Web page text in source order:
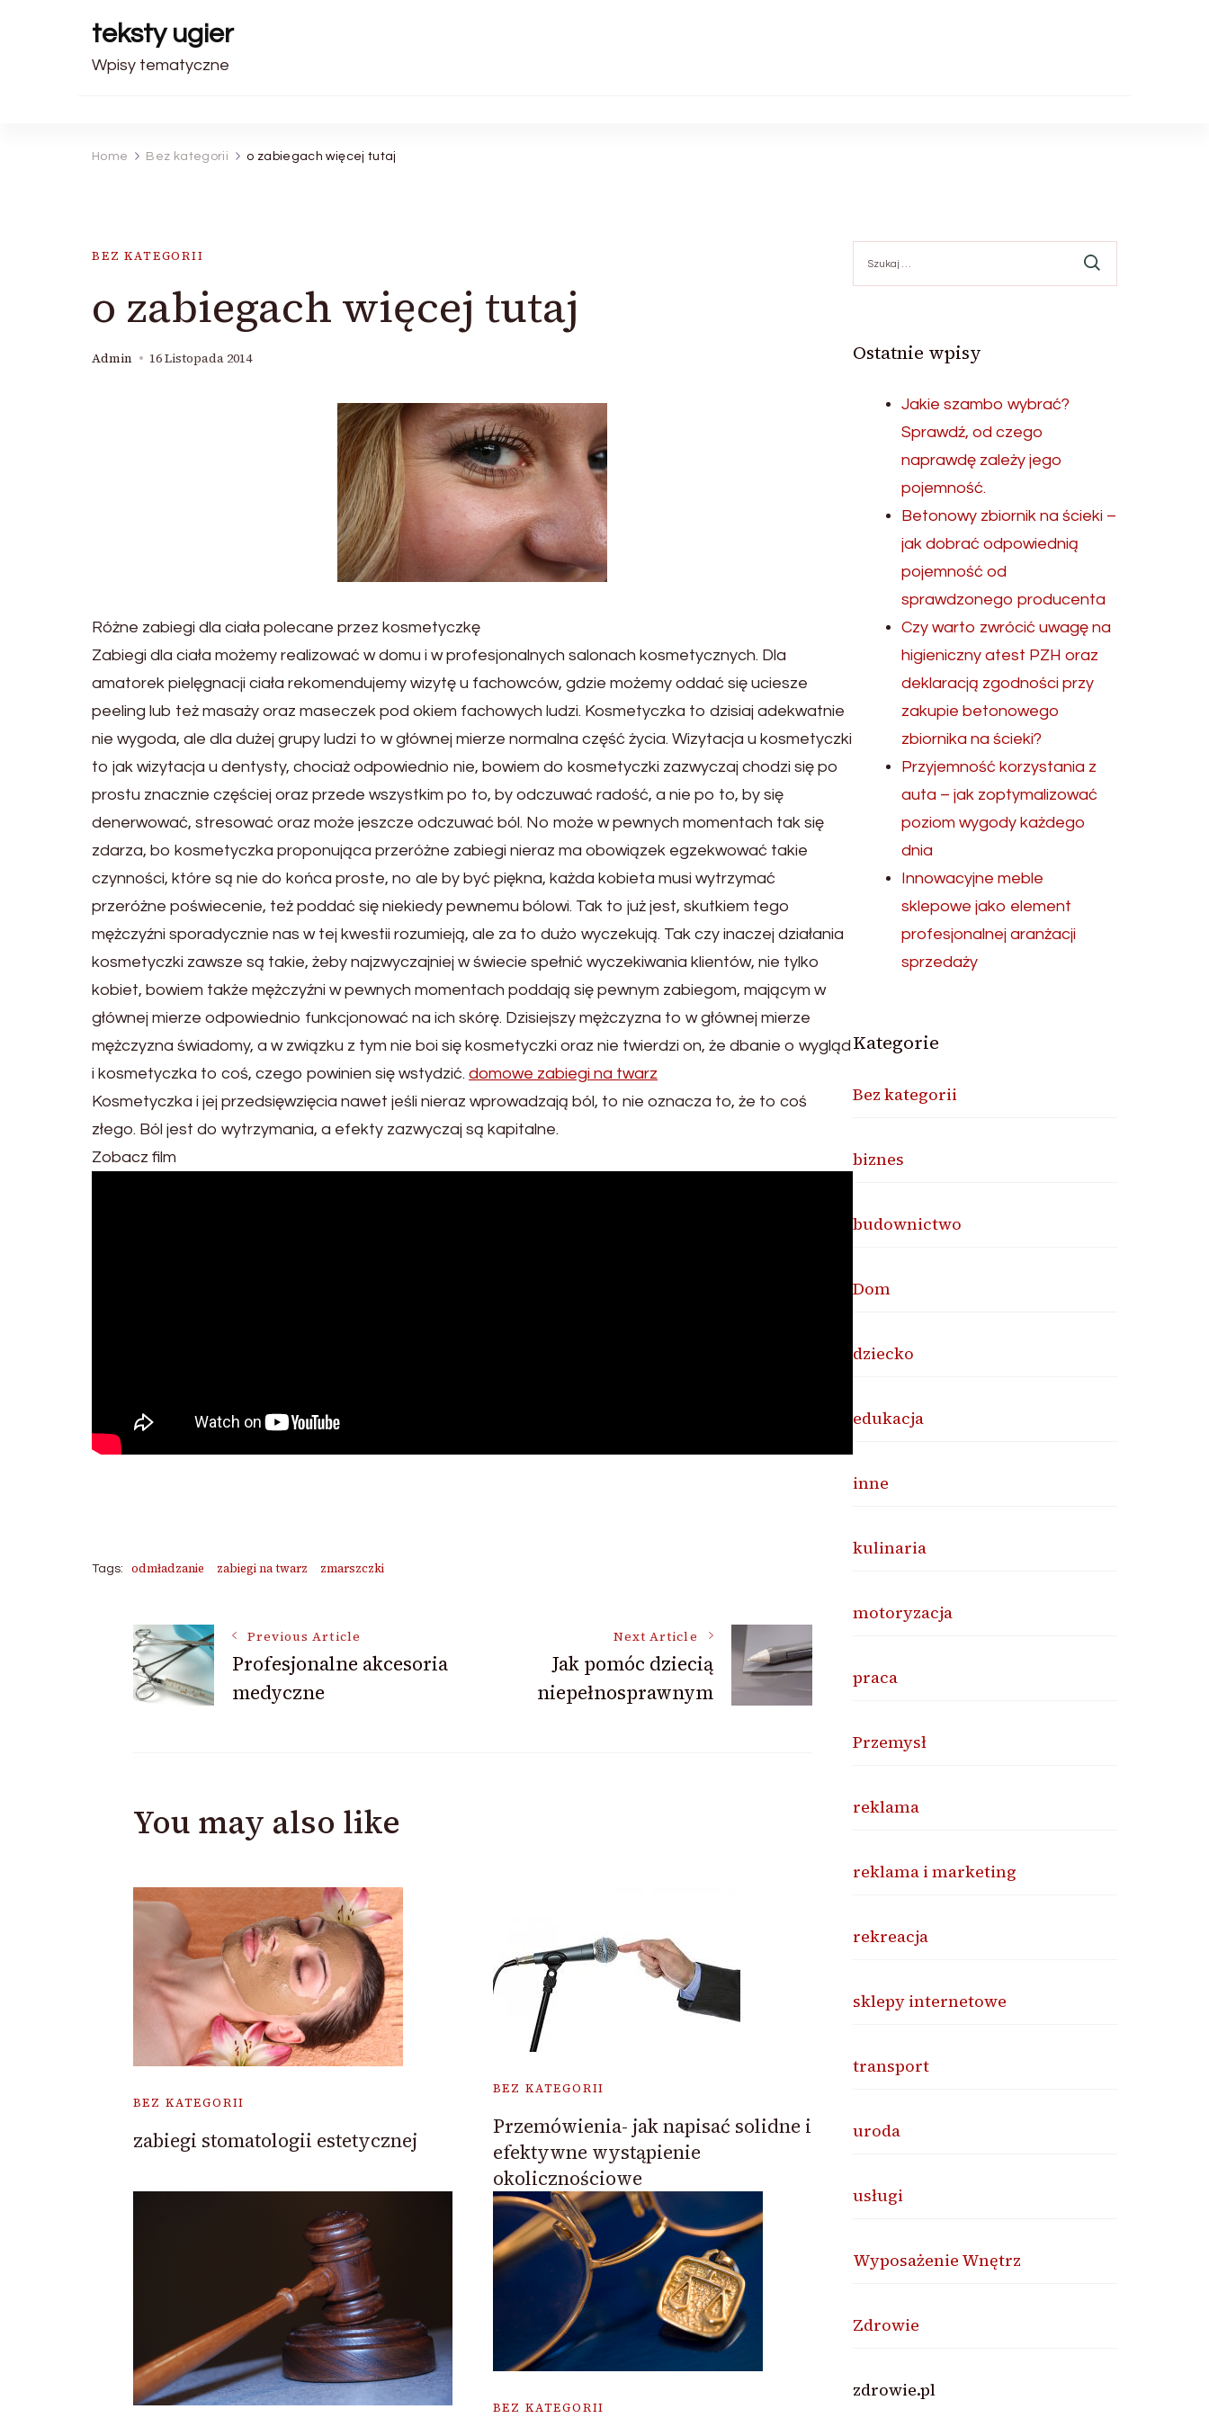
teksty ugier
Wpisy tematyczne
Home Bez kategorii o zabiegach więcej tutaj
BEZ KATEGORII
o zabiegach więcej tutaj
Admin 16 Listopada 2014
Różne zabiegi dla ciała polecane przez kosmetyczkę
Zabiegi dla ciała możemy realizować w domu i w profesjonalnych salonach kosmetycznych. Dla
amatorek pielęgnacji ciała rekomendujemy wizytę u fachowców, gdzie możemy oddać się uciesze
peeling lub też masaży oraz maseczek pod okiem fachowych ludzi. Kosmetyczka to dzisiaj adekwatnie
nie wygoda, ale dla dużej grupy ludzi to w głównej mierze normalna część życia. Wizytacja u kosmetyczki
to jak wizytacja u dentysty, chociaż odpowiednio nie, bowiem do kosmetyczki zazwyczaj chodzi się po
prostu znacznie częściej oraz przede wszystkim po to, by odczuwać radość, a nie po to, by się
denerwować, stresować oraz może jeszcze odczuwać ból. No może w pewnych momentach tak się
zdarza, bo kosmetyczka proponująca przeróżne zabiegi nieraz ma obowiązek egzekwować takie
czynności, które są nie do końca proste, no ale by być piękna, każda kobieta musi wytrzymać
przeróżne poświecenie, też poddać się niekiedy pewnemu bólowi. Tak to już jest, skutkiem tego
mężczyźni sporadycznie nas w tej kwestii rozumieją, ale za to dużo wyczekują. Tak czy inaczej działania
kosmetyczki zawsze są takie, żeby najzwyczajniej w świecie spełnić wyczekiwania klientów, nie tylko
kobiet, bowiem także mężczyźni w pewnych momentach poddają się pewnym zabiegom, mającym w
głównej mierze odpowiednio funkcjonować na ich skórę. Dzisiejszy mężczyzna to w głównej mierze
mężczyzna świadomy, a w związku z tym nie boi się kosmetyczki oraz nie twierdzi on, że dbanie o wygląd
i kosmetyczka to coś, czego powinien się wstydzić. domowe zabiegi na twarz
Kosmetyczka i jej przedsięwzięcia nawet jeśli nieraz wprowadzają ból, to nie oznacza to, że to coś
złego. Ból jest do wytrzymania, a efekty zazwyczaj są kapitalne.
Zobacz film
Tags: odmładzanie zabiegi na twarz zmarszczki
Post
Navigation
Previous Article
Profesjonalne akcesoria
medyczne
Next Article
Jak pomóc dziecią
niepełnosprawnym
You may also like
BEZ KATEGORII
zabiegi stomatologii estetycznej
BEZ KATEGORII
Przemówienia- jak napisać solidne i
efektywne wystąpienie
okolicznościowe
BEZ KATEGORII
Ostatnie wpisy
Jakie szambo wybrać?
Sprawdź, od czego
naprawdę zależy jego
pojemność.
Betonowy zbiornik na ścieki –
jak dobrać odpowiednią
pojemność od
sprawdzonego producenta
Czy warto zwrócić uwagę na
higieniczny atest PZH oraz
deklaracją zgodności przy
zakupie betonowego
zbiornika na ścieki?
Przyjemność korzystania z
auta – jak zoptymalizować
poziom wygody każdego
dnia
Innowacyjne meble
sklepowe jako element
profesjonalnej aranżacji
sprzedaży
Kategorie
Bez kategorii
biznes
budownictwo
Dom
dziecko
edukacja
inne
kulinaria
motoryzacja
praca
Przemysł
reklama
reklama i marketing
rekreacja
sklepy internetowe
transport
uroda
usługi
Wyposażenie Wnętrz
Zdrowie
zdrowie.pl